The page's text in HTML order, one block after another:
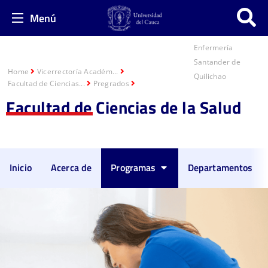
Menú
Home
Vicerrectoría Académ...
Facultad de Ciencias...
Pregrados
Enfermería
Santander de
Quilichao​
Facultad de Ciencias de la Salud
Inicio Acerca de Programas Departamentos